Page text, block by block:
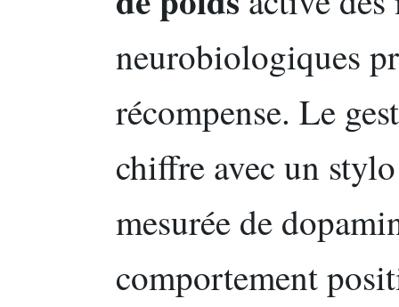
neurobiologiques
récompense. Le
chiffre avec un
mesurée de
comportement